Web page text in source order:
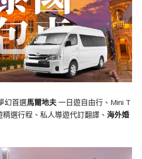
幻首選馬爾地夫 一日遊自由行、Mini T
選行程、私人導遊代訂翻譯、 海外婚